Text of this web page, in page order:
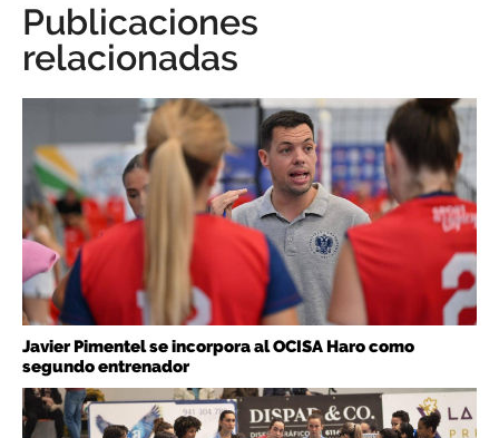
Publicaciones
relacionadas
Javier Pimentel se incorpora al OCISA Haro como
segundo entrenador